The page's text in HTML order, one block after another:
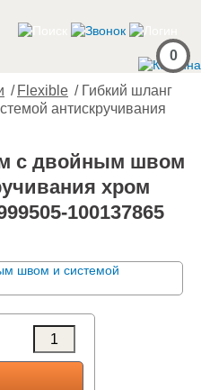
0
/ Flexible / Гибкий шланг
антискручивания
с двойным швом
хром
100137865